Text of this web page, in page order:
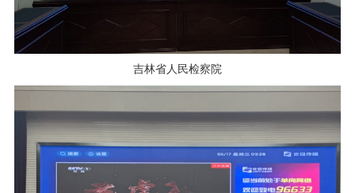
吉林省人民检察院